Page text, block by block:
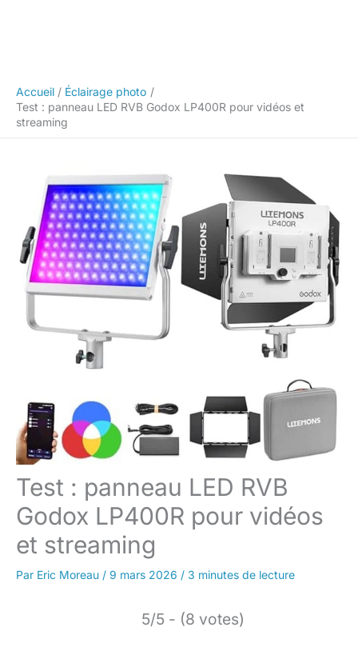
Accueil
Éclairage photo
Test : panneau LED RVB Godox LP400R pour vidéos et
streaming
Test : panneau LED RVB
Godox LP400R pour vidéos
et streaming
Par Eric Moreau / 9 mars 2026 / 3 minutes de lecture
5/5 - (8 votes)